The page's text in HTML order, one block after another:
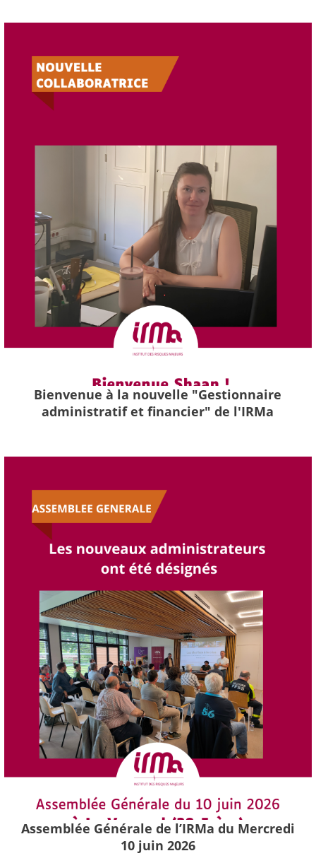
Bienvenue à la nouvelle "Gestionnaire
administratif et financier" de l'IRMa
Assemblée Générale de l’IRMa du Mercredi
10 juin 2026